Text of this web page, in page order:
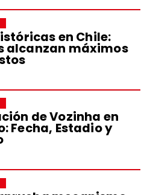
en Chile:
alcanzan máximos
de Vozinha en
Fecha, Estadio y